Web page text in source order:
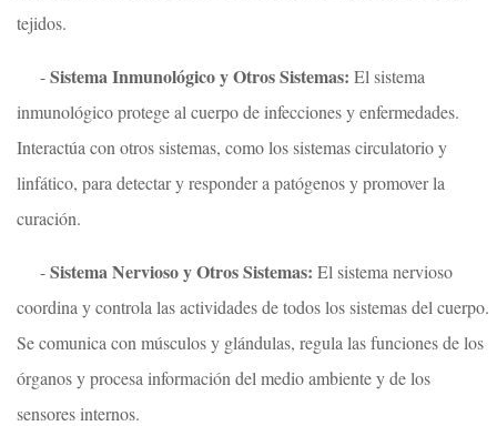
tejidos.
-Sistema Inmunológico y Otros Sistemas: El sistema
inmunológico protege al cuerpo de infecciones y enfermedades.
Interactúa con otros sistemas, como los sistemas circulatorio y
linfático, para detectar y responder a patógenos y promover la
curación.
-Sistema Nervioso y Otros Sistemas: El sistema nervioso
coordina y controla las actividades de todos los sistemas del cuerpo.
Se comunica con músculos y glándulas, regula las funciones de los
órganos y procesa información del medio ambiente y de los
sensores internos.